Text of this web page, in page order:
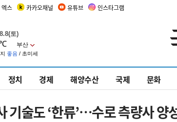
엑스 카카오채널 유튜브 인스타그램
정치 경제 해양수산 국제 문화
기술도 ‘한류’…수로 측량사 양